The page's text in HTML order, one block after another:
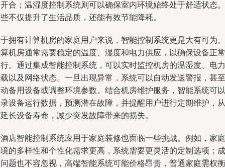
合；温湿度控制系统则可以确保室内环境始终处于舒适状态。
不仅提升了生活品质，还能有效节能降耗。
拥有计算机房的家庭用户来说，智能控制系统更是大有可为。
机房通常需要稳定的温度、湿度和电力供应，以确保设备正常
。通过集成智能控制系统，可以实时监控机房的温湿度、电力
以及网络状态。一旦出现异常，系统可以自动发送警报，甚至
备用设备或调整环境参数。结合机房维护服务，智能系统可以
设备运行数据，预测潜在故障，并提醒用户进行定期维护，从
长设备寿命，减少突发故障带来的损失。
店智能控制系统应用于家庭装修也面临一些挑战。例如，家庭
的多样性和个性化需求更高，系统需要更灵活的定制选项；成
题也不容忽视，高端智能系统可能价格昂贵，普通家庭需权衡